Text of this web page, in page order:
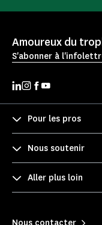
Amoureux du
S'abonner à
Pour les pros
Nous soutenir
Aller plus loin